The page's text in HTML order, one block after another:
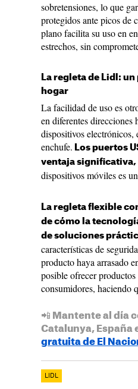
sobretensiones, lo que
protegidos ante picos de
plano facilita su uso en
estrechos, sin
La regleta de Lidl:
hogar
La facilidad de uso es
en diferentes
dispositivos electrónicos,
enchufe. Los puertos
ventaja significativa,
dispositivos móviles es
La regleta flexible
de cómo la
de soluciones
características de
producto haya arrasado
posible ofrecer
consumidores, haciendo
📲 Mantente al día
Catalunya, España
gratuita de El
LIDL